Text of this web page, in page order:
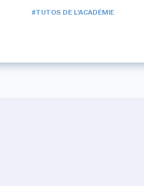
#TUTOS DE L'ACADÉMIE